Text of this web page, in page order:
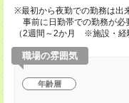
※最初から夜勤での勤務は出
事前に日勤帯での勤務が必
（2週間～2か月 ※施設・経
職場の雰囲気
年齢層